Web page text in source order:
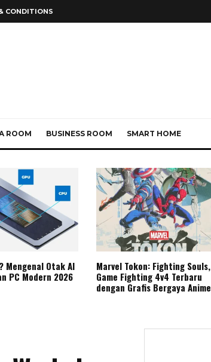
CONDITIONS
ROOM BUSINESS ROOM SMART HOME
Mengenal Otak AI
PC Modern 2026
Marvel Tokon: Fighting Souls,
Game Fighting 4v4 Terbaru
dengan Grafis Bergaya Anime